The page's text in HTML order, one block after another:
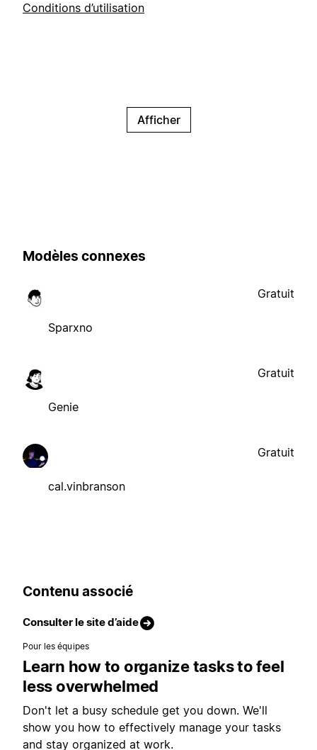
Conditions d’utilisation
Afficher
Modèles connexes
Sparxno
Gratuit
Genie
Gratuit
cal.vinbranson
Gratuit
Contenu associé
Consulter le site d’aide
Pour les équipes
Learn how to organize tasks to feel
less overwhelmed
Don't let a busy schedule get you down. We'll
show you how to effectively manage your tasks
and stay organized at work.